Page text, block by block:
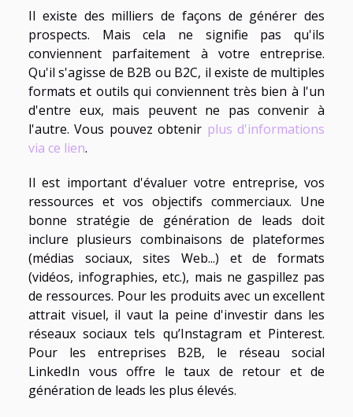
Il existe des milliers de façons de générer des
prospects. Mais cela ne signifie pas qu'ils
conviennent parfaitement à votre entreprise.
Qu'il s'agisse de B2B ou B2C, il existe de multiples
formats et outils qui conviennent très bien à l'un
d'entre eux, mais peuvent ne pas convenir à
l'autre. Vous pouvez obtenir plus d'informations
via ce lien.
Il est important d'évaluer votre entreprise, vos
ressources et vos objectifs commerciaux. Une
bonne stratégie de génération de leads doit
inclure plusieurs combinaisons de plateformes
(médias sociaux, sites Web...) et de formats
(vidéos, infographies, etc.), mais ne gaspillez pas
de ressources. Pour les produits avec un excellent
attrait visuel, il vaut la peine d'investir dans les
réseaux sociaux tels qu’Instagram et Pinterest.
Pour les entreprises B2B, le réseau social
LinkedIn vous offre le taux de retour et de
génération de leads les plus élevés.